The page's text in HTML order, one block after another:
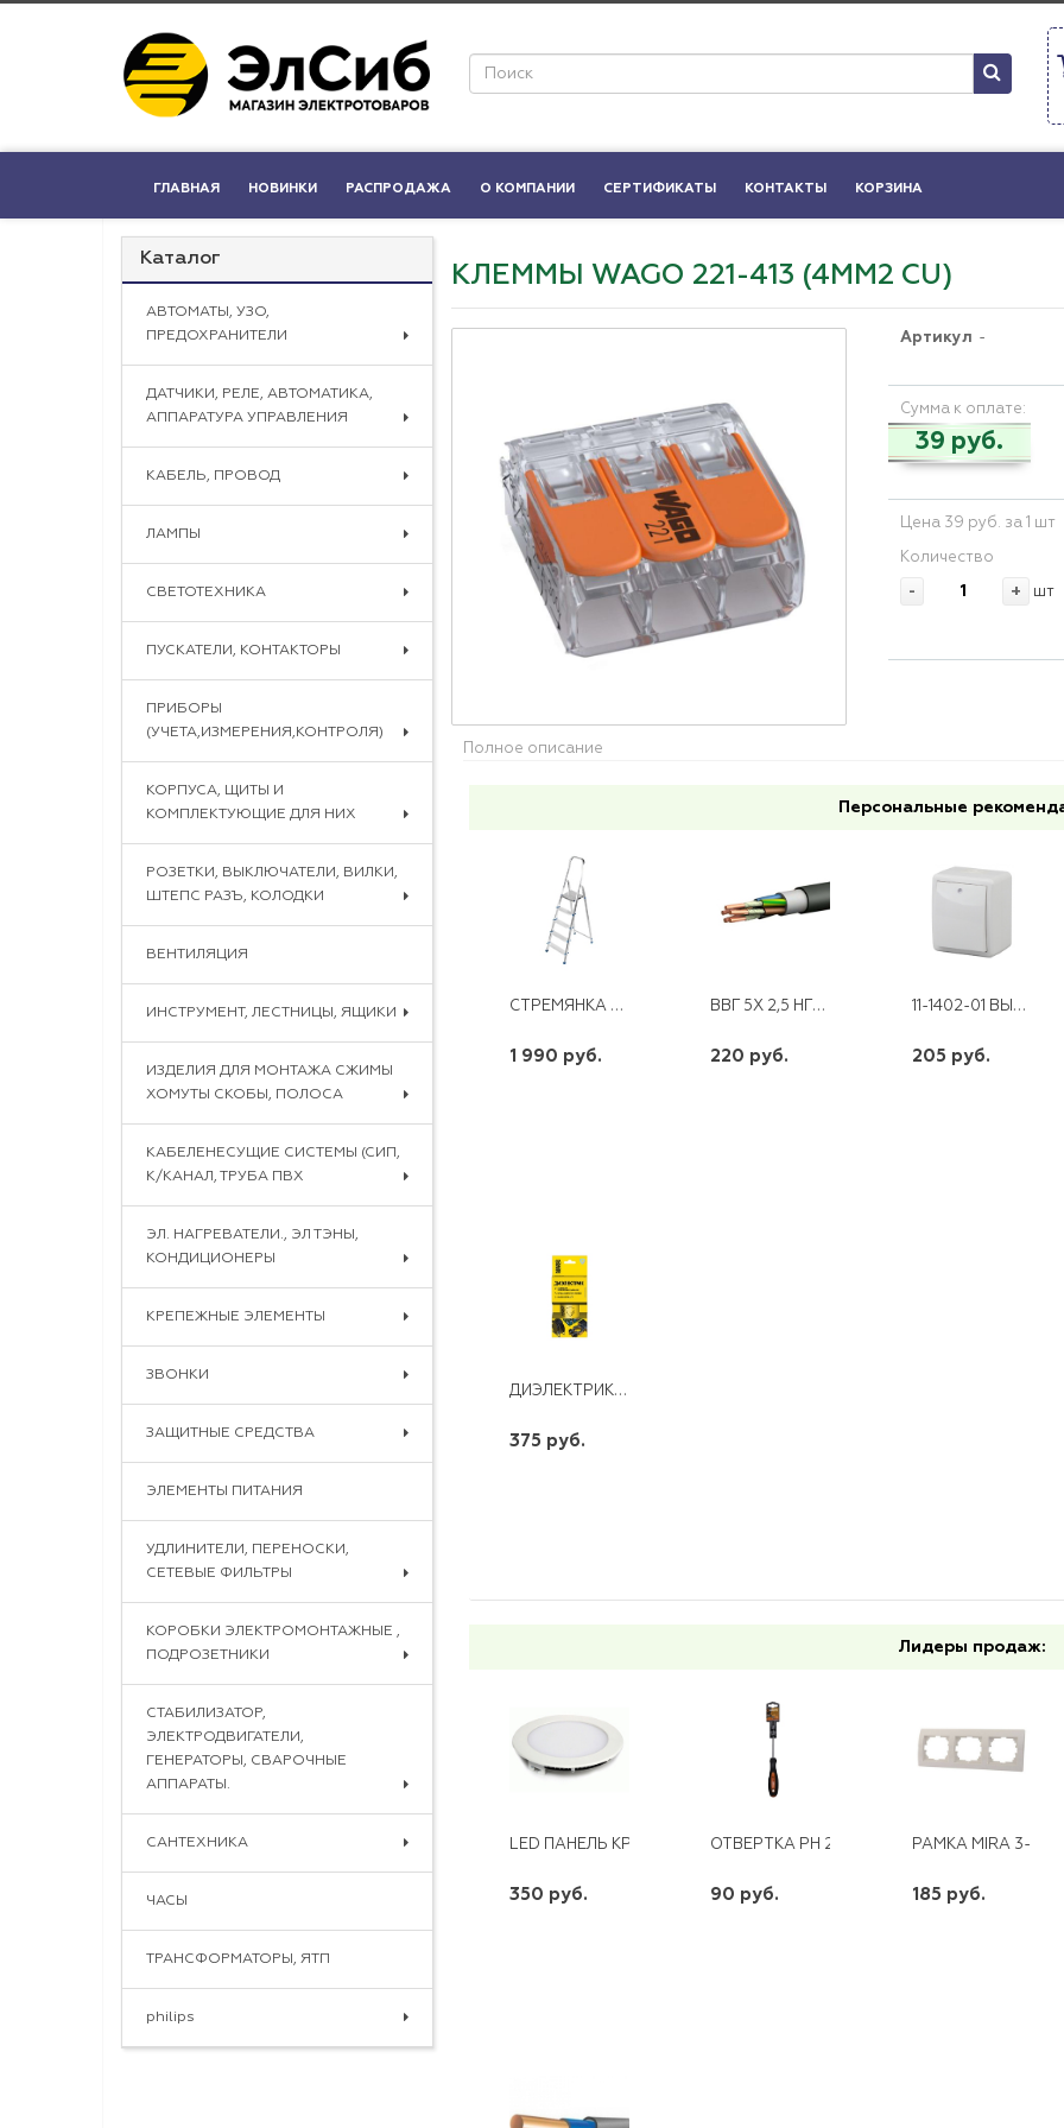
ГЛАВНАЯ НОВИНКИ РАСПРОДАЖА О КОМПАНИИ СЕРТИФИКАТЫ КОНТАКТЫ КОРЗИНА
Каталог
АВТОМАТЫ, УЗО,
ПРЕДОХРАНИТЕЛИ
ДАТЧИКИ, РЕЛЕ, АВТОМАТИКА,
АППАРАТУРА УПРАВЛЕНИЯ
КАБЕЛЬ, ПРОВОД
ЛАМПЫ
СВЕТОТЕХНИКА
ПУСКАТЕЛИ, КОНТАКТОРЫ
ПРИБОРЫ
(УЧЕТА,ИЗМЕРЕНИЯ,КОНТРОЛЯ)
КОРПУСА, ЩИТЫ И
КОМПЛЕКТУЮЩИЕ ДЛЯ НИХ
РОЗЕТКИ, ВЫКЛЮЧАТЕЛИ, ВИЛКИ,
ШТЕПС РАЗЪ, КОЛОДКИ
ВЕНТИЛЯЦИЯ
ИНСТРУМЕНТ, ЛЕСТНИЦЫ, ЯЩИКИ
ИЗДЕЛИЯ ДЛЯ МОНТАЖА СЖИМЫ
ХОМУТЫ СКОБЫ, ПОЛОСА
КАБЕЛЕНЕСУЩИЕ СИСТЕМЫ (СИП,
К/КАНАЛ, ТРУБА ПВХ
ЭЛ. НАГРЕВАТЕЛИ., ЭЛ ТЭНЫ,
КОНДИЦИОНЕРЫ
КРЕПЕЖНЫЕ ЭЛЕМЕНТЫ
ЗВОНКИ
ЗАЩИТНЫЕ СРЕДСТВА
ЭЛЕМЕНТЫ ПИТАНИЯ
УДЛИНИТЕЛИ, ПЕРЕНОСКИ,
СЕТЕВЫЕ ФИЛЬТРЫ
КОРОБКИ ЭЛЕКТРОМОНТАЖНЫЕ ,
ПОДРОЗЕТНИКИ
СТАБИЛИЗАТОР,
ЭЛЕКТРОДВИГАТЕЛИ,
ГЕНЕРАТОРЫ, СВАРОЧНЫЕ
АППАРАТЫ.
САНТЕХНИКА
ЧАСЫ
ТРАНСФОРМАТОРЫ, ЯТП
philips
КЛЕММЫ WAGO 221-413 (4ММ2 CU)
Артикул -
Сумма к оплате:
39 руб.
Цена 39 руб. за 1 шт
Количество
- + шт
Полное описание
Персональные
СТРЕМЯНКА АЛЮМИНИЕВАЯ,5СТУПЕНЕЙ,
1 990 руб.
ВВГ 5Х 2,5 НГ-LS LTX
220 руб.
11-1402-01 ВЫКЛЮЧАТЕЛЬ С ПОДСВЕТКОЙ 10АХ-250В IP54 ОУ ЭКСПЕРТ БЕЛЫЙ ЭРА
205 руб.
ДИЭЛЕКТРИК ДЛЯ ЗАЩИТЫ ЭЛЕКТРООБОРУДОВАНИЯ NANOPROTECH NPSI0003
375 руб.
Лидеры продаж:
LED ПАНЕЛЬ КРУГЛАЯ RS 18W, 5000К.
350 руб.
ОТВЕРТКА РН 2*100 ММ ВИХРЬ
90 руб.
РАМКА MIRA 3-АЯ
185 руб.